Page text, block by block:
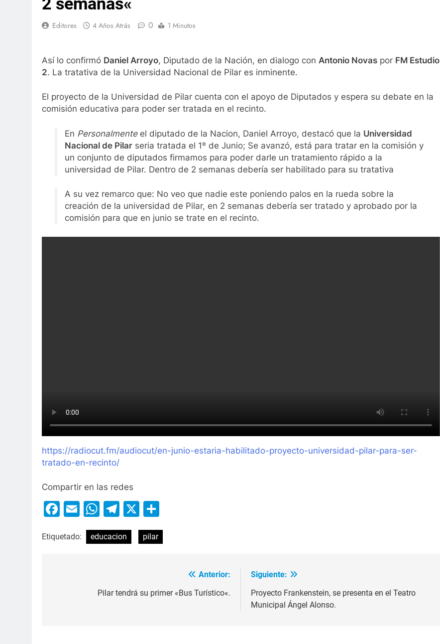
Editores 4 Años Atrás 0 1 Minutos
Así lo confirmó Daniel Arroyo, Diputado de la Nación, en dialogo con Antonio Novas por FM Estudio
2. La tratativa de la Universidad Nacional de Pilar es inminente.
El proyecto de la Universidad de Pilar cuenta con el apoyo de Diputados y espera su debate en la
comisión educativa para poder ser tratada en el recinto.
En Personalmenteel diputado de la Nacion, Daniel Arroyo, destacó que la Universidad
Nacional de Pilarseria tratada el 1º de Junio; Se avanzó, está para tratar en la comisión y
un conjunto de diputados firmamos para poder darle un tratamiento rápido a la
universidad de Pilar. Dentro de 2 semanas debería ser habilitado para su tratativa
A su vez remarco que: No veo que nadie este poniendo palos en la rueda sobre la
creación de la universidad de Pilar, en 2 semanas debería ser tratado y aprobado por la
comisión para que en junio se trate en el recinto.
https://radiocut.fm/audiocut/en-junio-estaria-habilitado-proyecto-universidad-pilar-para-ser-
tratado-en-recinto/
Compartir en las redes
Facebook
EmailWhatsApp
Telegram
X
Etiquetado: educacion pilar
Anterior:
Pilar tendrá su primer «Bus Turístico«.
Siguiente:
Proyecto Frankenstein, se presenta en el Teatro
Municipal Ángel Alonso.